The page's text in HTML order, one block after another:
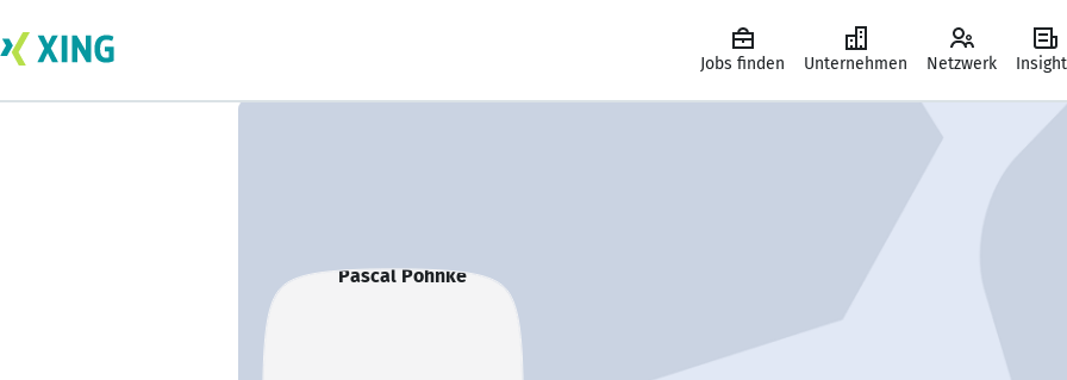
Jobs finden Unternehmen Netzwerk